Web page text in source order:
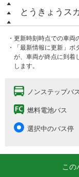
とうきょうス
・更新時刻時点での車両
・「最新情報に更新」
が、車両が終点に到着
します。
ノンステップバ
燃料電池バス
選択中のバス停
この